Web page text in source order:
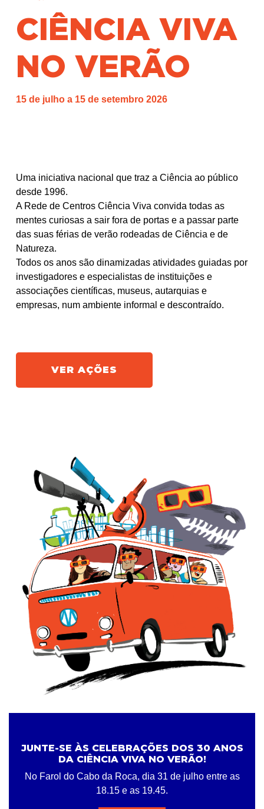
CIÊNCIA VIVA
NO VERÃO
15 de julho a 15 de setembro 2026
Uma iniciativa nacional que traz a Ciência ao público
desde 1996.
A Rede de Centros Ciência Viva convida todas as
mentes curiosas a sair fora de portas e a passar parte
das suas férias de verão rodeadas de Ciência e de
Natureza.
Todos os anos são dinamizadas atividades guiadas por
investigadores e especialistas de instituições e
associações científicas, museus, autarquias e
empresas, num ambiente informal e descontraído.
JUNTE-SE ÀS CELEBRAÇÕES DOS 30 ANOS
DA CIÊNCIA VIVA NO VERÃO!
No Farol do Cabo da Roca, dia 31 de julho entre as
18.15 e as 19.45.